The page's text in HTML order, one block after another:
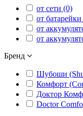
от сети (0)
от
от
от
Бренд
Шубоши
Комфорт
Доктор
Doctor